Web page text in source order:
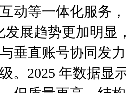
动等一体化服务
发展趋势更加明显
垂直账号协同发
。2025 年数据